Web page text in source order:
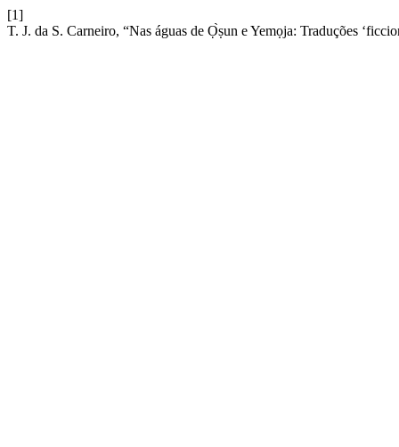
[1]
T. J. da S. Carneiro, “Nas águas de Ọ̀ṣun e Yemọja: Traduções